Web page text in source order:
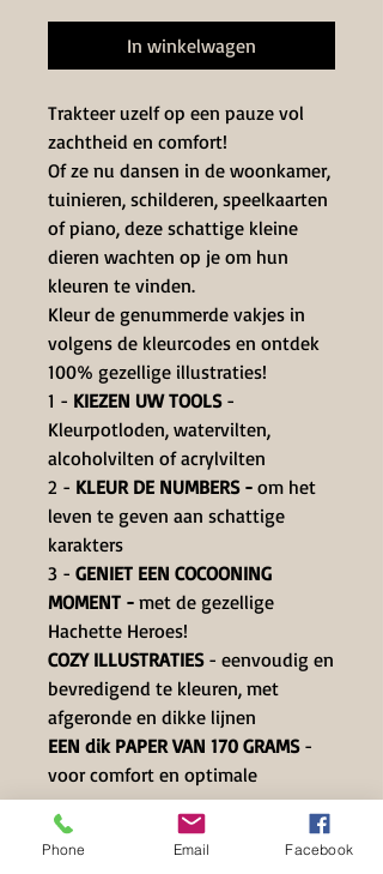
In winkelwagen
Trakteer uzelf op een pauze vol
zachtheid en comfort!
Of ze nu dansen in de woonkamer,
tuinieren, schilderen, speelkaarten
of piano, deze schattige kleine
dieren wachten op je om hun
kleuren te vinden.
Kleur de genummerde vakjes in
volgens de kleurcodes en ontdek
100% gezellige illustraties!
1 - KIEZEN UW TOOLS-
Kleurpotloden, watervilten,
alcoholvilten of acrylvilten
2 - KLEUR DE NUMBERS - om het
leven te geven aan schattige
karakters
3 - GENIET EEN COCOONING
MOMENT - met de gezellige
Hachette Heroes!
COZY ILLUSTRATIES- eenvoudig en
bevredigend te kleuren, met
afgeronde en dikke lijnen
EEN dik PAPER VAN 170 GRAMS-
voor comfort en optimale
weergave
Een RECTO-ON-ONE PRINT
hardware te gebruiken zonder
Phone Email Facebook